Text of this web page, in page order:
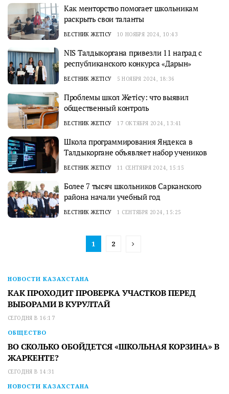
Как менторство помогает школьникам
раскрыть свои таланты
ВЕСТНИК ЖЕТІСУ 10 НОЯБРЯ 2024, 10:43
NIS Талдыкоргана привезли 11 наград с
республиканского конкурса «Дарын»
ВЕСТНИК ЖЕТІСУ 5 НОЯБРЯ 2024, 18:36
Проблемы школ Жетісу: что выявил
общественный контроль
ВЕСТНИК ЖЕТІСУ 17 ОКТЯБРЯ 2024, 13:41
Школа программирования Яндекса в
Талдыкоргане объявляет набор учеников
ВЕСТНИК ЖЕТІСУ 11 СЕНТЯБРЯ 2024, 15:15
Более 7 тысяч школьников Сарканского
района начали учебный год
ВЕСТНИК ЖЕТІСУ 1 СЕНТЯБРЯ 2024, 15:25
1 2
НОВОСТИ КАЗАХСТАНА
КАК ПРОХОДИТ ПРОВЕРКА УЧАСТКОВ ПЕРЕД
ВЫБОРАМИ В КУРУЛТАЙ
СЕГОДНЯ В 16:17
ОБЩЕСТВО
ВО СКОЛЬКО ОБОЙДЕТСЯ «ШКОЛЬНАЯ КОРЗИНА» В
ЖАРКЕНТЕ?
СЕГОДНЯ В 14:31
НОВОСТИ КАЗАХСТАНА